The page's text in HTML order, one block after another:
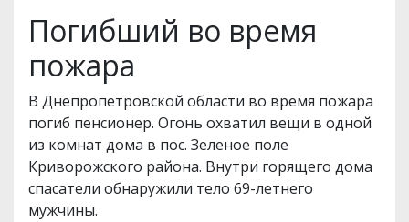
Погибший во время
пожара
В Днепропетровской области во время пожара
погиб пенсионер. Огонь охватил вещи в одной
из комнат дома в пос. Зеленое поле
Криворожского района. Внутри горящего дома
спасатели обнаружили тело 69-летнего
мужчины.